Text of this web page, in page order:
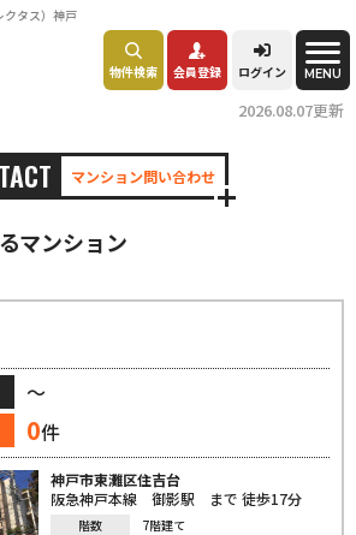
タス）神戸
物件検索 会員登録 ログイン MENU
2026.08.07更新
マンション問い合わせ
マンション
～
0件
神戸市東灘区住吉台
阪急神戸本線 御影駅 まで 徒歩17分
階数
7階建て